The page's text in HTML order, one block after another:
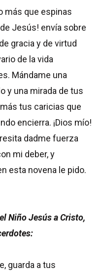
más que espinas
Jesús! envía sobre
gracia y de virtud
de la vida
Mándame una
y una mirada de tus
tus caricias que
encierra. ¡Dios mío!
dadme fuerza
mi deber, y
esta novena le pido.
Niño Jesús a Cristo,
guarda a tus